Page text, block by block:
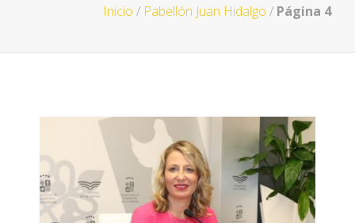
Inicio / Pabellón Juan Hidalgo / Página 4